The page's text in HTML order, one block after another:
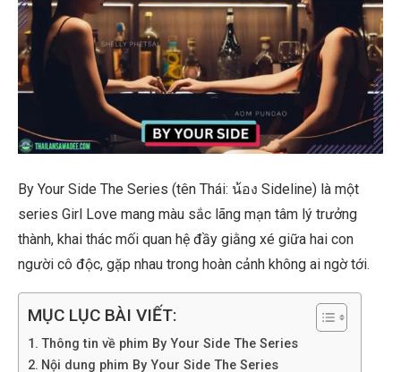
By Your Side The Series (tên Thái: น้อง Sideline) là một
series Girl Love mang màu sắc lãng mạn tâm lý trưởng
thành, khai thác mối quan hệ đầy giằng xé giữa hai con
người cô độc, gặp nhau trong hoàn cảnh không ai ngờ tới.
MỤC LỤC BÀI VIẾT:
Thông tin về phim By Your Side The Series
Nội dung phim By Your Side The Series